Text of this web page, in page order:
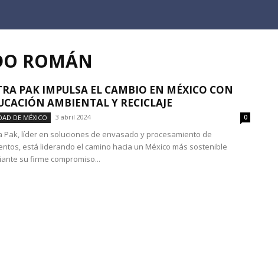
ROMÁN
PAK IMPULSA EL CAMBIO EN MÉXICO CON
AMBIENTAL Y RECICLAJE
DE MÉXICO 3 abril 2024 0
Pak, líder en soluciones de envasado y procesamiento de
está liderando el camino hacia un México más sostenible
su firme compromiso...